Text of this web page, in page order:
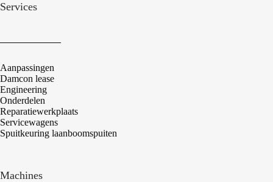
Services
Aanpassingen
Damcon lease
Engineering
Onderdelen
Reparatiewerkplaats
Servicewagens
Spuitkeuring laanboomspuiten
Machines